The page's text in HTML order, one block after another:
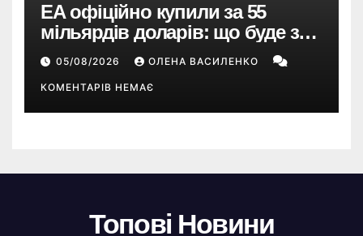
EA офіційно купили за 55
мільярдів доларів: що буде з
EA Sports FC, Battlefield і The
Sims
05/08/2026 ОЛЕНА ВАСИЛЕНКО
КОМЕНТАРІВ НЕМАЄ
Топові Новини